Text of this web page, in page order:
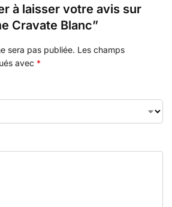
à laisser votre avis sur
Cravate Blanc”
sera pas publiée. Les champs
avec *